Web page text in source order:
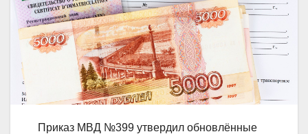
Приказ МВД №399 утвердил обновлённые